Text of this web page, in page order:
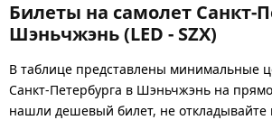
Билеты на самолет Санкт-
Шэньчжэнь (LED - SZX)
В таблице представлены минимальные
Санкт-Петербурга в Шэньчжэнь на
нашли дешевый билет, не откладывайте